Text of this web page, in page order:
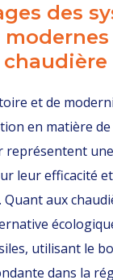
des
et de
en matière
représentent
leur efficacité
aux
utilisant le
dans la